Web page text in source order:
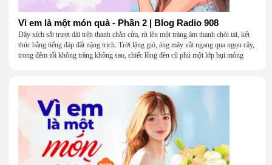
Vì em là một món quà - Phần 2 | Blog Radio 908
Dây xích sắt trượt dài trên thanh chắn cửa, rít lên một tràng âm thanh chói tai, kết
thúc bằng tiếng đáp đất nặng trịch. Trời lặng gió, áng mây vắt ngang qua ngọn cây,
trong đêm tối không trăng không sao, chiếc lồng đèn cũ phủ một lớp bụi mỏng